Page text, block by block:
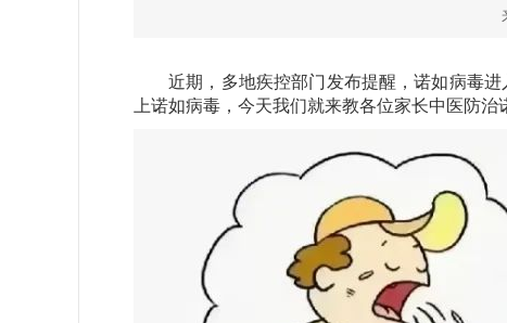
近期，多地疾控部门发布提醒，诺如病毒进
上诺如病毒，今天我们就来教各位家长中医防治